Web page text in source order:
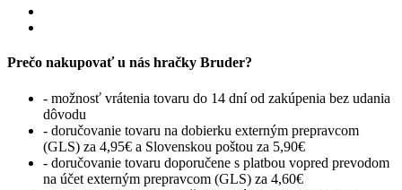
Prečo nakupovať u nás hračky Bruder?
- možnosť vrátenia tovaru do 14 dní od zakúpenia bez udania
dôvodu
- doručovanie tovaru na dobierku externým prepravcom
(GLS) za 4,95€ a Slovenskou poštou za 5,90€
- doručovanie tovaru doporučene s platbou vopred prevodom
na účet externým prepravcom (GLS) za 4,60€